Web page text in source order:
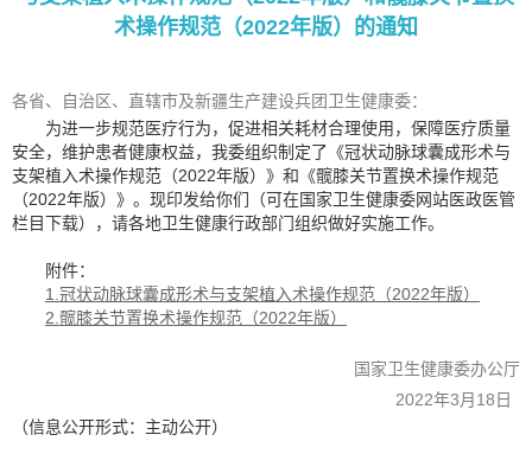
术操作规范（2022年版）的通知
各省、自治区、直辖市及新疆生产建设兵团卫生健康委：
为进一步规范医疗行为，促进相关耗材合理使用，保障医疗质量
安全，维护患者健康权益，我委组织制定了《冠状动脉球囊成形术与
支架植入术操作规范（2022年版）》和《髋膝关节置换术操作规范
（2022年版）》。现印发给你们（可在国家卫生健康委网站医政医管
栏目下载），请各地卫生健康行政部门组织做好实施工作。
附件：
1.冠状动脉球囊成形术与支架植入术操作规范（2022年版）
2.髋膝关节置换术操作规范（2022年版）
国家卫生健康委办公厅
2022年3月18日
（信息公开形式：主动公开）